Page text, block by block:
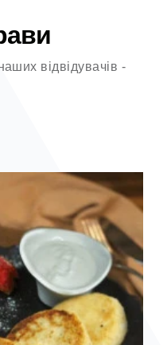
відвідувачів -